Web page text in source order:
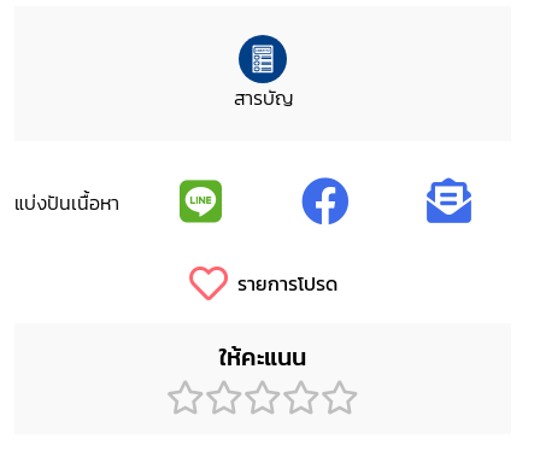
สารบัญ
แบ่งปันเนื้อหา
รายการโปรด
ให้คะแนน